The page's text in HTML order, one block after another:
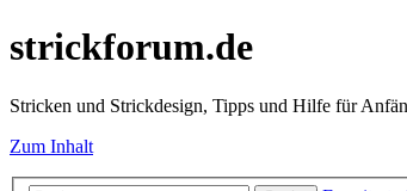
strickforum.de
Stricken und Strickdesign, Tipps und Hilfe für
Zum Inhalt